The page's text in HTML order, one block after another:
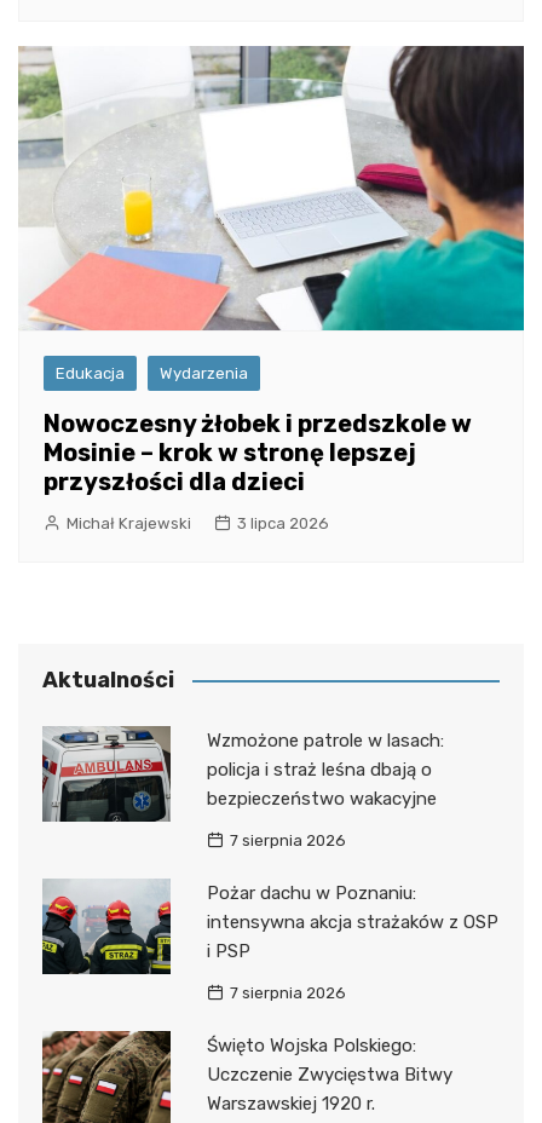
Edukacja Wydarzenia
Nowoczesny żłobek i przedszkole w
Mosinie – krok w stronę lepszej
przyszłości dla dzieci
Michał Krajewski 3 lipca 2026
Aktualności
Wzmożone patrole w lasach:
policja i straż leśna dbają o
bezpieczeństwo wakacyjne
7 sierpnia 2026
Pożar dachu w Poznaniu:
intensywna akcja strażaków z OSP
i PSP
7 sierpnia 2026
Święto Wojska Polskiego:
Uczczenie Zwycięstwa Bitwy
Warszawskiej 1920 r.